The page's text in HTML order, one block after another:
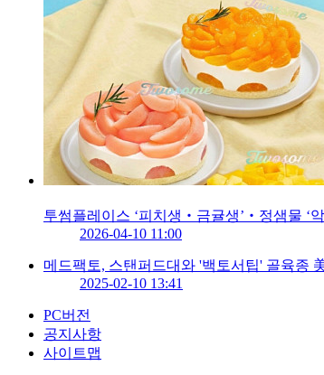
투썸플레이스 ‘피치생‧금귤생’‧정샘물 ‘
2026-04-10 11:00
메드팩토, 스탠퍼드대와 '백토서팁' 골육종
2025-02-10 13:41
PC버전
공지사항
사이트맵